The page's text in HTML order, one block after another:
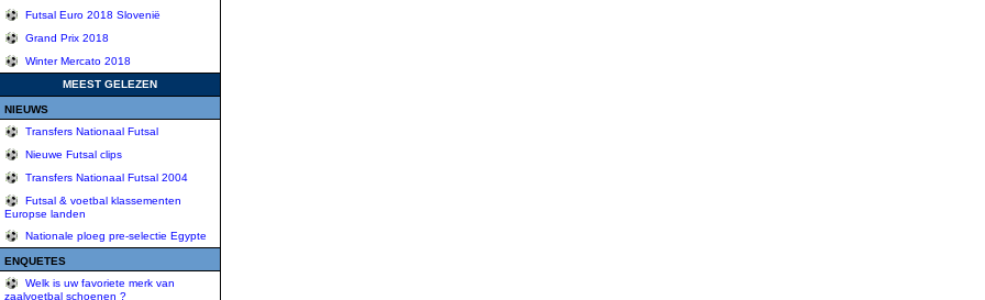
Futsal Euro 2018 Slovenië
Grand Prix 2018
Winter Mercato 2018
MEEST GELEZEN
NIEUWS
Transfers Nationaal Futsal
Nieuwe Futsal clips
Transfers Nationaal Futsal 2004
Futsal & voetbal klassementen
Europse landen
Nationale ploeg pre-selectie Egypte
ENQUETES
Welk is uw favoriete merk van
zaalvoetbal schoenen ?